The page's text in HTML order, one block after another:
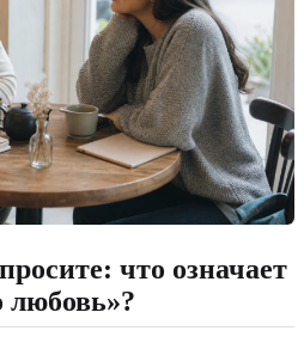
что означает
любовь»?